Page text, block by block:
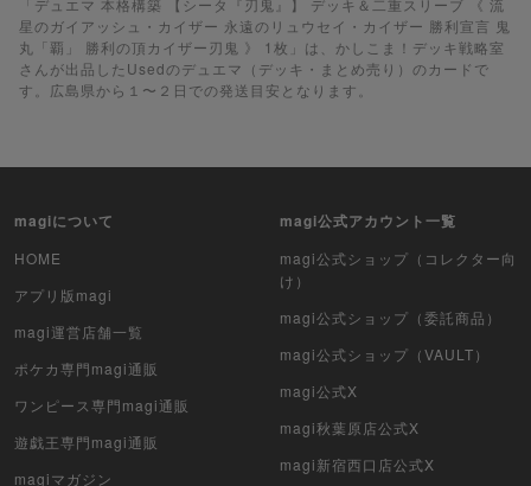
遊戯王
遊戯王ラッシュデュエル
遊戯王（未開封BOX）
ポケカ（未開封パック）
遊戯王（未開封パック）
デュエル・マスターズ
マジック：ザ・ギャザリング
ヴァイスシュヴァルツ
クリプトスペルズ
星のガイアッシュ・カイザー 永遠のリュウセイ・カイザー 勝利宣言 鬼
丸「覇」 勝利の頂カイザー刃鬼 》 1枚」は、かしこま！デッキ戦略室
さんが出品したUsedのデュエマ（デッキ・まとめ売り）のカードで
す。広島県から１〜２日での発送目安となります。
magiについて
HOME
アプリ版magi
magi運営店舗一覧
ポケカ専門magi通販
ワンピース専門magi通販
遊戯王専門magi通販
magiマガジン
magi公式アカウント一覧
magi公式ショップ（コレクター向
け）
magi公式ショップ（委託商品）
magi公式ショップ（VAULT）
magi公式X
magi秋葉原店公式X
magi新宿西口店公式X